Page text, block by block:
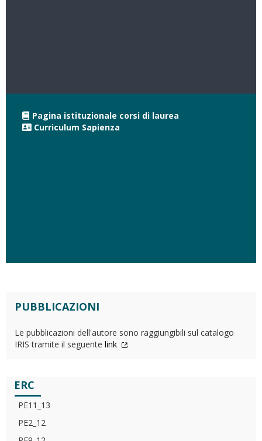
Pagina istituzionale corsi di laurea
Curriculum Sapienza
PUBBLICAZIONI
Le pubblicazioni dell'autore sono raggiungibili sul catalogo
IRIS tramite il seguente link
ERC
PE11_13
PE2_12